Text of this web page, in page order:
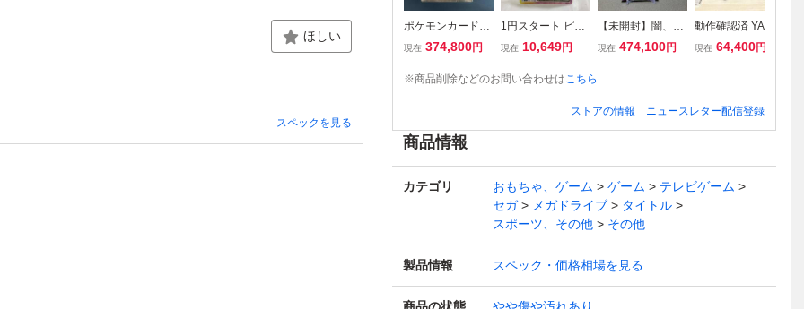
ほしい
スペックを見る
ポケモンカードe
拡張パック 第3
未開封
現在 374,800円
1円スタート ピカ
チュウex(234/19
カードゲーム
現在 10,649円
【未開封】闇、そ
してひかりへ… 1
現在 474,100円
動作確認済 YAMA
HA YSV104 サイ
現在 64,400円
※商品削除などのお問い合わせはこちら
ストアの情報 ニュースレター配信登録
商品情報
カテゴリ おもちゃ、ゲーム ゲーム
テレビゲーム
セガ
メガドライブ
タイトル
スポーツ、その他
その他
製品情報 スペック・価格相場を見る